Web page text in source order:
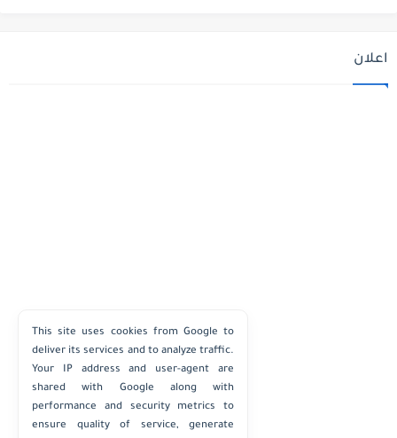
اعلان
This site uses cookies from Google to
deliver its services and to analyze traffic.
Your IP address and user-agent are
shared with Google along with
performance and security metrics to
ensure quality of service, generate